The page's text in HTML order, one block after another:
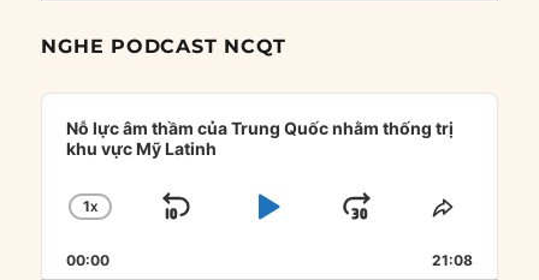
NGHE PODCAST NCQT
Audio
Player
Nỗ lực âm thầm của Trung Quốc nhằm thống trị
khu vực Mỹ Latinh
CHANGE
RATE
1X
SKIP
PLAYJUMP
FORWARD
SHARE
00:00 21:08